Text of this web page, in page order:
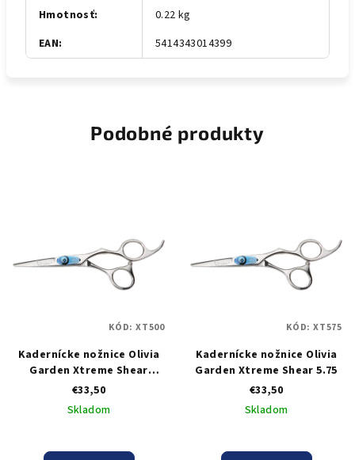
Hmotnosť:
0.22 kg
EAN: 5414343014399
Podobné produkty
Kadernícke nožnice Olivia
Garden Xtreme Shear
Collection XT575
€33,50
Skladom
KÓD: XT500
Kadernícke nožnice Olivia
Garden Xtreme Shear 5.75
€33,50
Skladom
KÓD: XT575